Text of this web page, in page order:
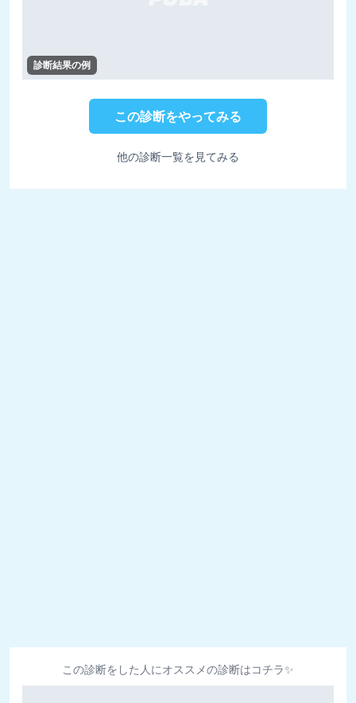
診断結果の例
この診断をやってみる
他の診断一覧を見てみる
この診断をした人にオススメの診断はコチラ✨